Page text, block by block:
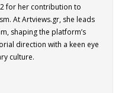
for her contribution to
At Artviews.gr, she leads
shaping the platform’s
direction with a keen eye
culture.